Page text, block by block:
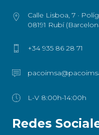
Calle Lisboa, 7 ·
08191 Rubí
+34 935 86 28 71
L-V 8:00h-14:00h
Redes